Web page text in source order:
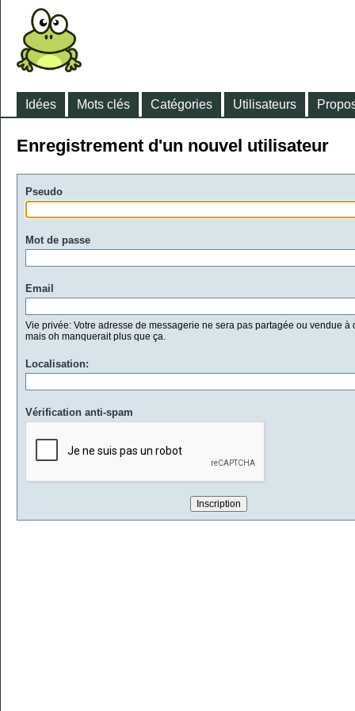
Idées Mots clés Catégories Utilisateurs
Enregistrement d'un nouvel utilisateur
Pseudo
Mot de passe
Email
Vie privée: Votre adresse de messagerie ne sera pas partagée ou vendue à
mais oh manquerait plus que ça.
Localisation:
Vérification anti-spam